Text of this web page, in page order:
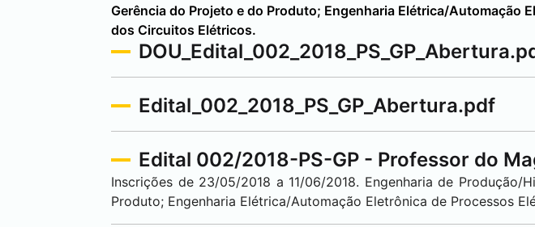
Gerência do Projeto e do Produto; Engenharia Elétrica/Automação
dos Circuitos Elétricos.
Edital_002_2018_PS_GP_Abertura.pdf
Edital 002/2018-PS-GP - Professor do
Inscrições de 23/05/2018 a 11/06/2018. Engenharia de
Produto; Engenharia Elétrica/Automação Eletrônica de Processos